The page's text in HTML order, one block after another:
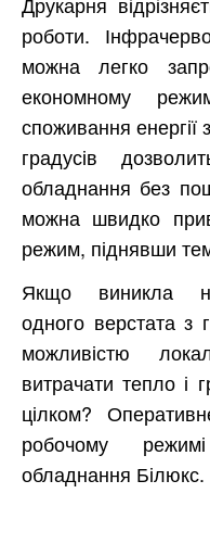
роботи.
можна легко
економному
споживання
градусів
обладнання без
можна швидко
режим, піднявши
Якщо виникла
одного верстата з
можливістю
витрачати тепло і
цілком?
робочому
обладнання Білюкс.